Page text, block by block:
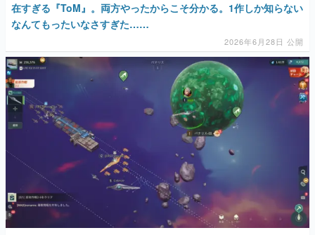
在すぎる『ToM』。両方やったからこそ分かる。1作しか知らない
なんてもったいなさすぎた……
2026年6月28日 公開